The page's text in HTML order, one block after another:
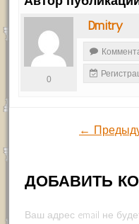
Dmitry
0
←
ДОБАВИТЬ
Ваш адрес email не